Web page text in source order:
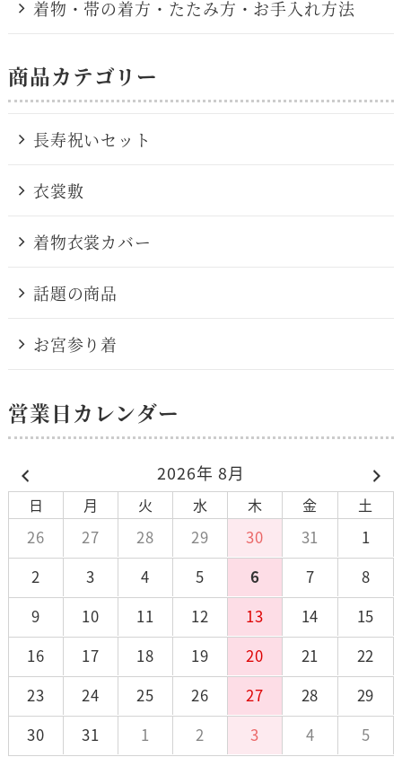
着物・帯の着方・たたみ方・お手入れ方法
商品カテゴリー
長寿祝いセット
衣裳敷
着物衣裳カバー
話題の商品
お宮参り着
営業日カレンダー
2026年 8月
日 月 火 水 木 金
土
26
27 28 29 30 31
1
2
3 4 5 6 7
8
9
10 11 12 13 14
15
16
17 18 19 20 21
22
23
24 25 26 27 28
29
30
31 1 2 3 4 5